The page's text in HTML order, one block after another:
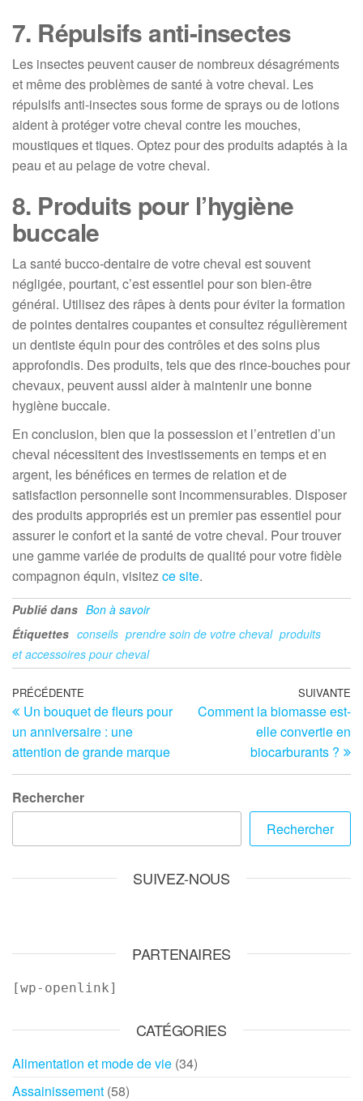
7. Répulsifs anti-insectes
Les insectes peuvent causer de nombreux désagréments
et même des problèmes de santé à votre cheval. Les
répulsifs anti-insectes sous forme de sprays ou de lotions
aident à protéger votre cheval contre les mouches,
moustiques et tiques. Optez pour des produits adaptés à la
peau et au pelage de votre cheval.
8. Produits pour l’hygiène
buccale
La santé bucco-dentaire de votre cheval est souvent
négligée, pourtant, c’est essentiel pour son bien-être
général. Utilisez des râpes à dents pour éviter la formation
de pointes dentaires coupantes et consultez régulièrement
un dentiste équin pour des contrôles et des soins plus
approfondis. Des produits, tels que des rince-bouches pour
chevaux, peuvent aussi aider à maintenir une bonne
hygiène buccale.
En conclusion, bien que la possession et l’entretien d’un
cheval nécessitent des investissements en temps et en
argent, les bénéfices en termes de relation et de
satisfaction personnelle sont incommensurables. Disposer
des produits appropriés est un premier pas essentiel pour
assurer le confort et la santé de votre cheval. Pour trouver
une gamme variée de produits de qualité pour votre fidèle
compagnon équin, visitezce site.
Publié dans Bon à savoir
Étiquettes conseils prendre soin de votre cheval produits
et accessoires pour cheval
Navigation
de
l’article
Article
précédent
PRÉCÉDENTE
Un bouquet de fleurs pour
un anniversaire : une
attention de grande marque
SUIVANTE
Comment la biomasse est-
elle convertie en
biocarburants ?
Rechercher
Rechercher
SUIVEZ-NOUS
PARTENAIRES
[wp-openlink]
CATÉGORIES
Alimentation et mode de vie (34)
Assainissement (58)